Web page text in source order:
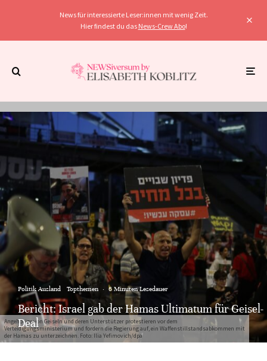
News für interessierte Leser:innen mit wenig Zeit.
Hier findest du das News-Crew Abo!
Angehörige von Geiseln und deren Unterstützer protestieren vor dem
Verteidigungsministerium und fordern die Regierung auf, ein Waffenstillstandsabkommen mit
der Hamas zu unterzeichnen. Foto: Ilia Yefimovich/dpa
Politik Ausland Topthemen · 6 Minuten Lesedauer
Bericht: Israel gab der Hamas Ultimatum für Geisel-
Deal